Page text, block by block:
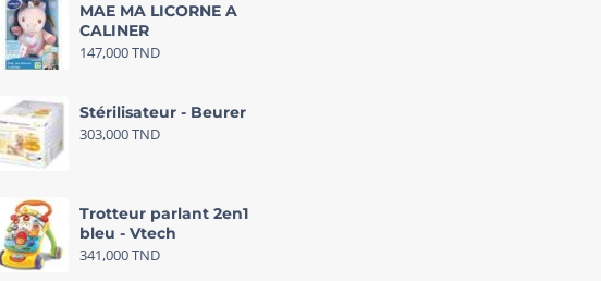
MAE MA LICORNE A
CALINER
147,000TND
Stérilisateur - Beurer
303,000TND
Trotteur parlant 2en1
bleu - Vtech
341,000TND